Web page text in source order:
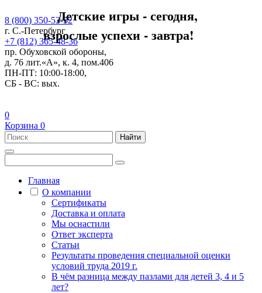
8 (800) 350-53-52
г. С.-Петербург
+7 (812) 365-48-36
пр. Обуховской обороны,
д. 76 лит.«А», к. 4, пом.406
ПН-ПТ: 10:00-18:00,
СБ - ВС: вых.
Детские игры - сегодня,
взрослые успехи - завтра!
0
Корзина 0
Найти
Главная
О компании
Сертификаты
Доставка и оплата
Мы оснастили
Ответ эксперта
Статьи
Результаты проведения специальной оценки
условий труда 2019 г.
В чём разница между пазлами для детей 3, 4 и 5
лет?